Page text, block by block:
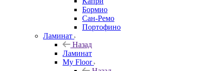
Бормио
Сан-Ремо
Портофино
Ламинат
Назад
Ламинат
My Floor